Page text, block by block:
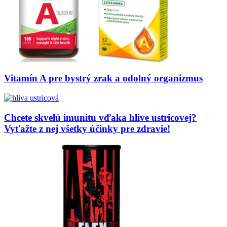
Vitamín A pre bystrý zrak a odolný organizmus
Chcete skvelú imunitu vďaka hlive ustricovej?
Vyťažte z nej všetky účinky pre zdravie!